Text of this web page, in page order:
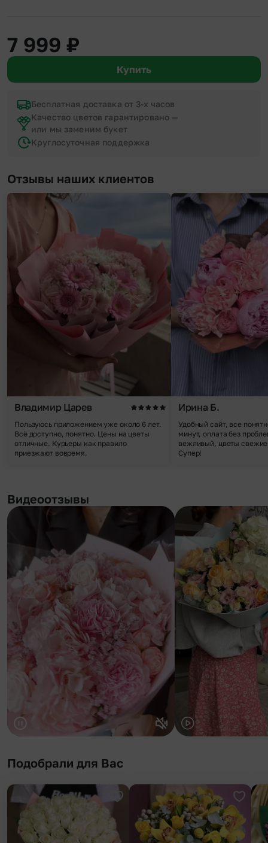
7 999 ₽
Купить
Бесплатная доставка от 3-х часов
Качество цветов гарантировано —
или мы заменим букет
Круглосуточная поддержка
Отзывы наших клиентов
Владимир Царев
Пользуюсь приложением уже около 6 лет.
Всё доступно, понятно. Цены на цветы
отличные. Курьеры как правило
приезжают вовремя.
Ирина Б.
Удобный сайт, все
минут, оплата без
вежливый, цветы
Супер!
Видеоотзывы
Подобрали для Вас
Добавить в избранное